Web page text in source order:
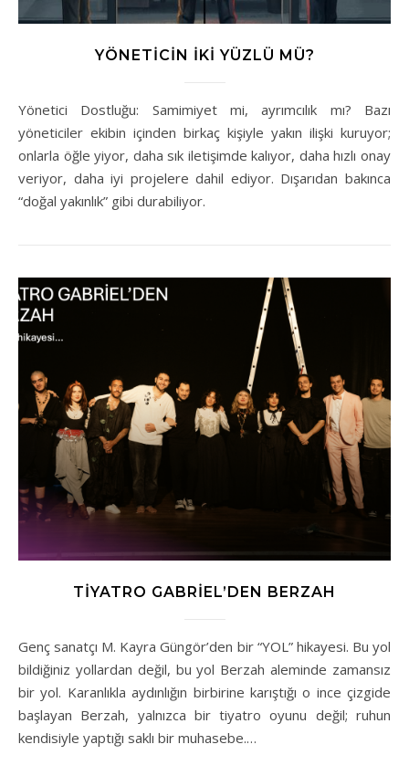
YÖNETICIN İKI YÜZLÜ MÜ?
Yönetici Dostluğu: Samimiyet mi, ayrımcılık mı? Bazı
yöneticiler ekibin içinden birkaç kişiyle yakın ilişki kuruyor;
onlarla öğle yiyor, daha sık iletişimde kalıyor, daha hızlı onay
veriyor, daha iyi projelere dahil ediyor. Dışarıdan bakınca
“doğal yakınlık” gibi durabiliyor.
TIYATRO GABRIEL’DEN BERZAH
Genç sanatçı M. Kayra Güngör’den bir “YOL” hikayesi. Bu yol
bildiğiniz yollardan değil, bu yol Berzah aleminde zamansız
bir yol. Karanlıkla aydınlığın birbirine karıştığı o ince çizgide
başlayan Berzah, yalnızca bir tiyatro oyunu değil; ruhun
kendisiyle yaptığı saklı bir muhasebe.…